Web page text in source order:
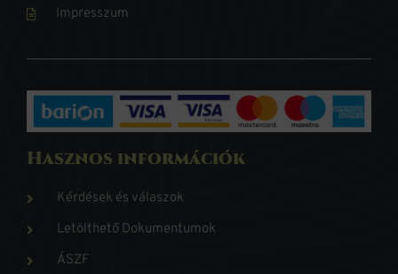
Impresszum
Hasznos információk
Kérdések és válaszok
Letölthető Dokumentumok
ÁSZF